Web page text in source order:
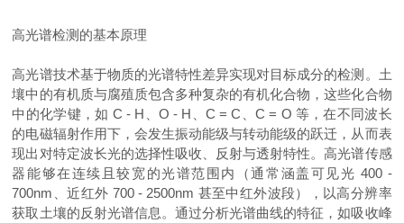
高光谱检测的基本原理
高光谱技术基于物质的光谱特性差异实现对目标成分的检测。土
壤中的有机质与腐殖质包含多种复杂的有机化合物，这些化合物
中的化学键，如 C - H、O - H、C = C、C = O 等，在不同波长
的电磁辐射作用下，会发生振动能级与转动能级的跃迁，从而表
现出对特定波长光的选择性吸收、反射与透射特性。高光谱传感
器能够在连续且较宽的光谱范围内（通常涵盖可见光 400 -
700nm、近红外 700 - 2500nm 甚至中红外波段），以高分辨率
获取土壤的反射光谱信息。通过分析光谱曲线的特征，如吸收峰